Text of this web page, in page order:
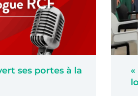
ses portes à la